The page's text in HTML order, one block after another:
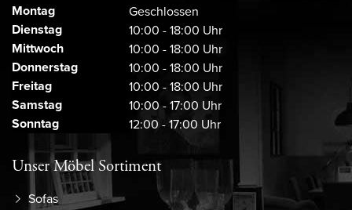
Montag Geschlossen
Dienstag 10:00 - 18:00 Uhr
Mittwoch 10:00 - 18:00 Uhr
Donnerstag 10:00 - 18:00 Uhr
Freitag 10:00 - 18:00 Uhr
Samstag 10:00 - 17:00 Uhr
Sonntag 12:00 - 17:00 Uhr
Unser Möbel Sortiment
Sofas